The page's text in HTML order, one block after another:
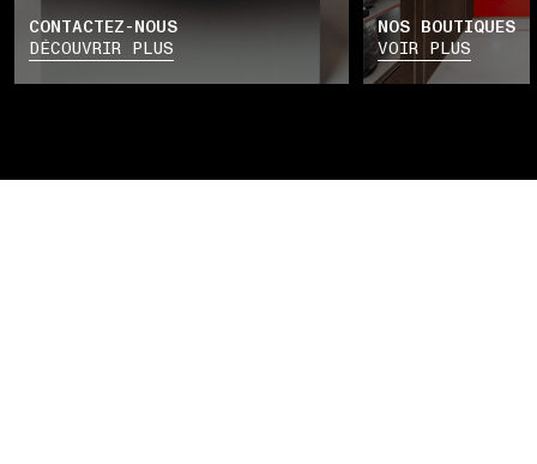
CONTACTEZ-NOUS
DÉCOUVRIR PLUS
NOS BOUTIQUES
VOIR PLUS